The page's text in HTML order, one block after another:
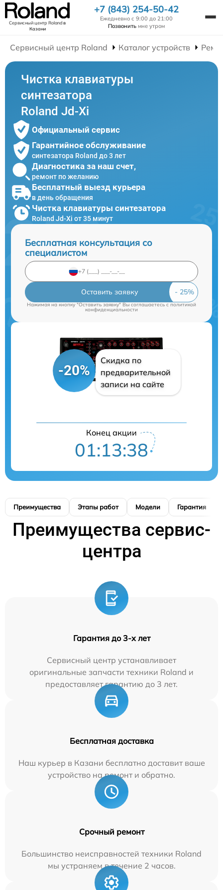
Сервисный центр Rolandв
Казани
+7 (843) 254-50-42
Ежедневно с 9:00 до 21:00
Позвонить мне утром
Сервисный центр Roland Каталог устройств
Чистка клавиатуры
синтезатора
Roland Jd-Xi
Официальный сервис
Гарантийное обслуживание
синтезатора Roland до 3 лет
Диагностика за наш счет,
ремонт по желанию
Бесплатный выезд курьера
в день обращения
Чистка клавиатуры синтезатора
Roland Jd-Xi от 35 минут
Бесплатная консультация со
специалистом
Оставить заявку
Нажимая на кнопку "Оставить заявку" Вы соглашаетесь cполитикой
конфиденциальности
-20%
Скидка по
предварительной
записи на сайте
Конец акции
01:13:38
Преимущества Этапы работ Модели Гарантия
Преимущества сервис-
центра
Гарантия до 3-х лет
Сервисный центр устанавливает
оригинальные запчасти техники Roland и
предоставляет гарантию до 3 лет.
Бесплатная доставка
Наш курьер в Казани бесплатно доставит ваше
устройство на ремонт и обратно.
Срочный ремонт
Большинство неисправностей техники Roland
мы устраняем в течение 2 часов.